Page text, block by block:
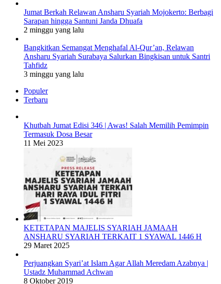
Jumat Berkah Relawan Ansharu Syariah Mojokerto: Berbagi
Sarapan hingga Santuni Janda Dhuafa
2 minggu yang lalu
Bangkitkan Semangat Menghafal Al-Qur’an, Relawan
Ansharu Syariah Surabaya Salurkan Bingkisan untuk Santri
Tahfidz
3 minggu yang lalu
Populer
Terbaru
Khutbah Jumat Edisi 346 | Awas! Salah Memilih Pemimpin
Termasuk Dosa Besar
11 Mei 2023
KETETAPAN MAJELIS SYARIAH JAMAAH
ANSHARU SYARIAH TERKAIT 1 SYAWAL 1446 H
29 Maret 2025
Perjuangkan Syari’at Islam Agar Allah Meredam Azabnya |
Ustadz Muhammad Achwan
8 Oktober 2019